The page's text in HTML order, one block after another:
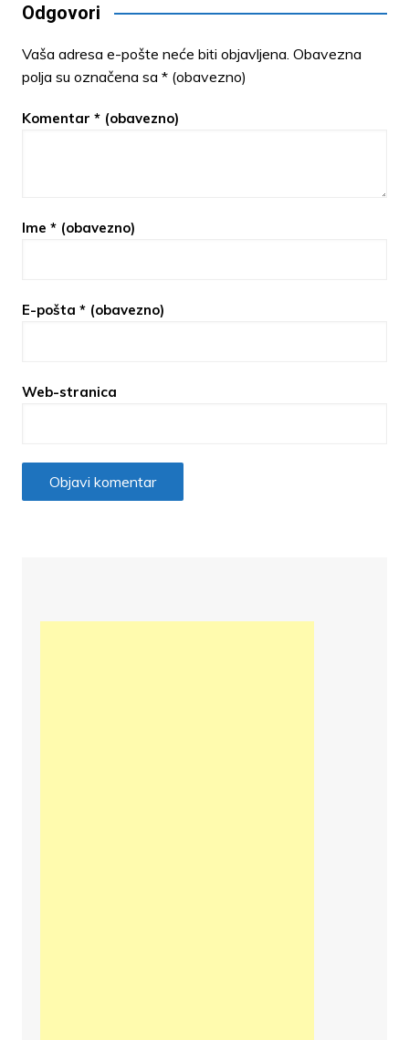
Odgovori
Vaša adresa e-pošte neće biti objavljena. Obavezna
polja su označena sa * (obavezno)
Komentar * (obavezno)
Ime * (obavezno)
E-pošta * (obavezno)
Web-stranica